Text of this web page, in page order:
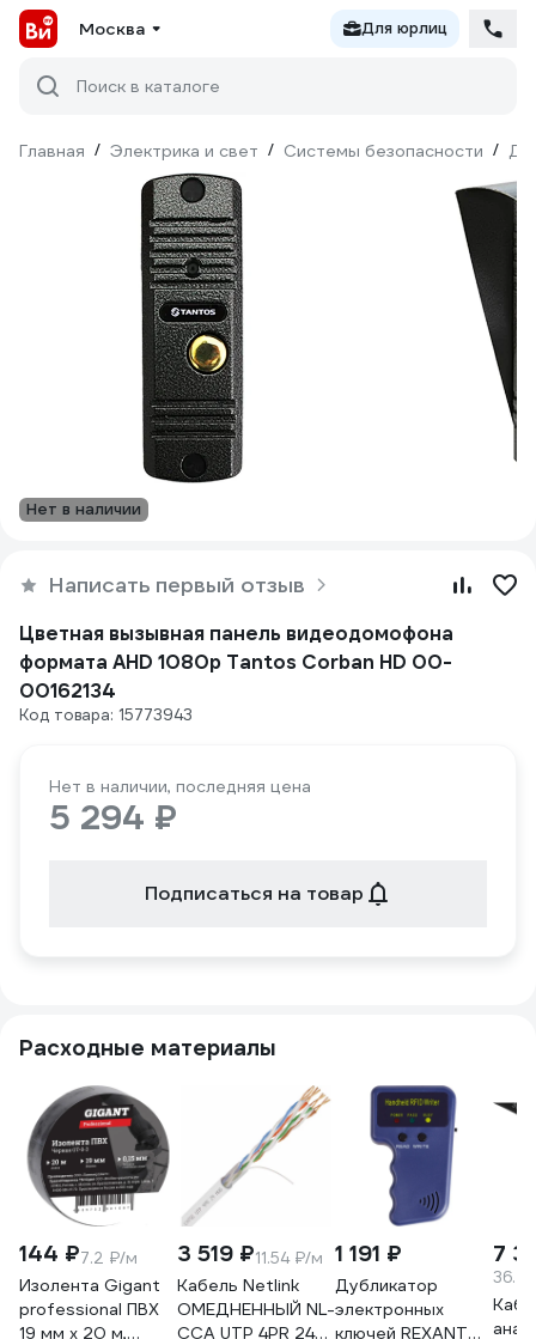
Москва Для юрлиц
Поиск в каталоге
Главная / Электрика и свет / Системы безопасности /
Нет в наличии
Написать первый отзыв
Цветная вызывная панель видеодомофона
формата AHD 1080p Tantos Corban HD 00-
00162134
Код товара: 15773943
Нет в наличии, последняя цена
5 294 ₽
Подписаться на товар
Расходные материалы
144 ₽7.2 ₽/м
Изолента Gigant
professional ПВХ
19 мм х 20 м,
3 519 ₽11.54 ₽/м
Кабель Netlink
ОМЕДНЕННЫЙ NL-
CCA UTP 4PR 24
1 191 ₽
Дубликатор
электронных
ключей REXANT
7